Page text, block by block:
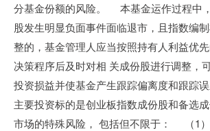
分基金份额的风险。 本基金运作过程中
股发生明显负面事件面临退市，且指数编
整的，基金管理人应当按照持有人利益优
决策程序后及时对相 关成份股进行调整，
投资损益并使基金产生跟踪偏离度和跟
主要投资标的是创业板指数成份股和备选
市场的特殊风险， 包括但不限于： （1